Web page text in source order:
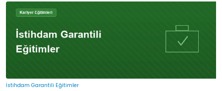
İstihdam Garantili Eğitimler